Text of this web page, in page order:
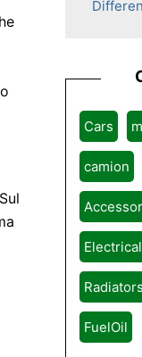
Cars
camion
Electrical
Radiators
FuelOil